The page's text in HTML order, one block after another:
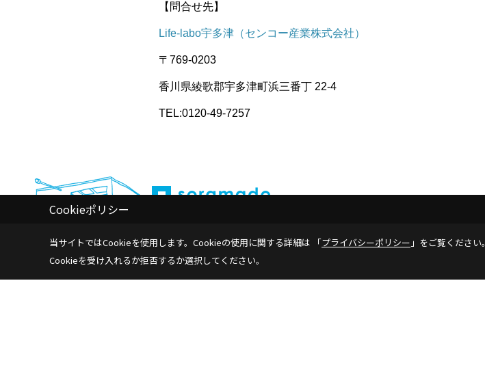
【問合せ先】
Life-labo宇多津（センコー産業株式会社）
〒769-0203
香川県綾歌郡宇多津町浜三番丁 22-4
TEL:0120-49-7257
サイトマップ プライバシーポリシー
株式会社ライフラボ一級建築士事務所
Cookieポリシー
当サイトではCookieを使用します。 Cookieの使用に関する詳細は 「プライバシーポリシー 」をご覧ください。
Cookieを受け入れるか拒否するか選択してください。